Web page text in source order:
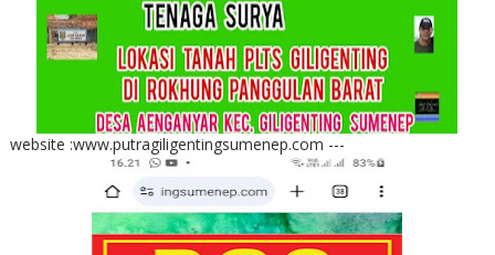
website :www.putragiligentingsumenep.com ---